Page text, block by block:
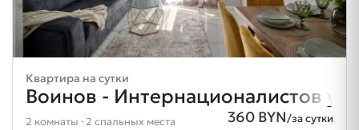
Квартира на сутки
Воинов - Интернационалистов ул.
360 BYN/за сутки
2 комнаты · 2 спальных места